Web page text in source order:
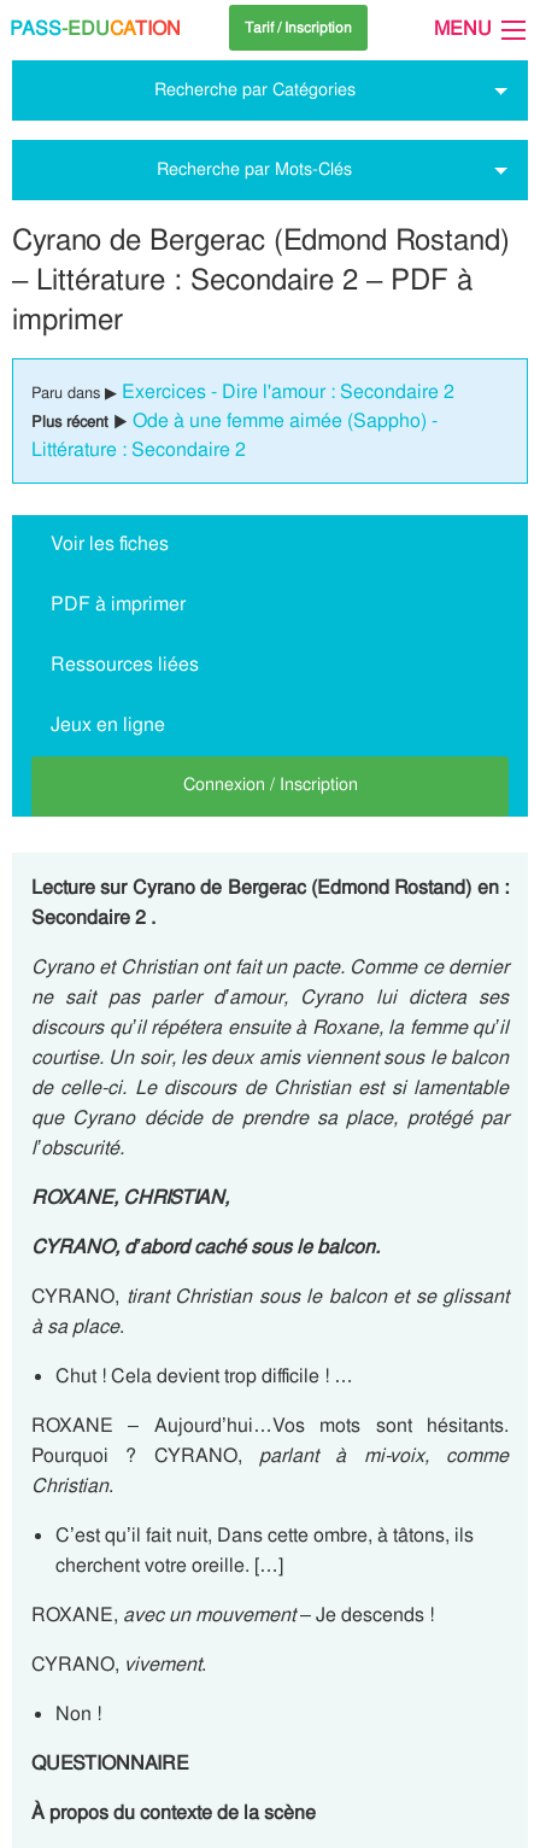
PASS-EDUCATION Tarif / Inscription MENU
Recherche par Catégories
Recherche par Mots-Clés
Cyrano de Bergerac (Edmond Rostand)
– Littérature : Secondaire 2 – PDF à
imprimer
Paru dans ▶ Exercices - Dire l'amour : Secondaire 2
Plus récent ▶ Ode à une femme aimée (Sappho) -
Littérature : Secondaire 2
Voir les fiches
PDF à imprimer
Ressources liées
Jeux en ligne
Connexion / Inscription
Lecture sur Cyrano de Bergerac (Edmond Rostand) en :
Secondaire 2 .
Cyrano et Christian ont fait un pacte. Comme ce dernier
ne sait pas parler d’amour, Cyrano lui dictera ses
discours qu’il répétera ensuite à Roxane, la femme qu’il
courtise. Un soir, les deux amis viennent sous le balcon
de celle-ci. Le discours de Christian est si lamentable
que Cyrano décide de prendre sa place, protégé par
l’obscurité.
ROXANE, CHRISTIAN,
CYRANO, d’abord caché sous le balcon.
CYRANO, tirant Christian sous le balcon et se glissant
à sa place.
Chut ! Cela devient trop difficile ! …
ROXANE – Aujourd’hui…Vos mots sont hésitants.
Pourquoi ? CYRANO, parlant à mi-voix, comme
Christian.
C’est qu’il fait nuit, Dans cette ombre, à tâtons, ils
cherchent votre oreille. […]
ROXANE, avec un mouvement– Je descends !
CYRANO, vivement.
Non !
QUESTIONNAIRE
À propos du contexte de la scène